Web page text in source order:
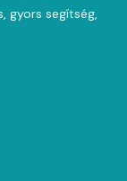
gyors segítség,